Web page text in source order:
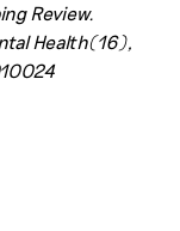
Review.
Health(16),